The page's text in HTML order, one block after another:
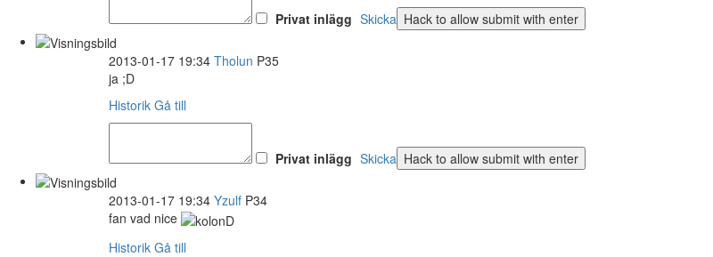
Privat inlägg Skicka
2013-01-17 19:34 Tholun P35
ja ;D
Historik Gå till
Privat inlägg Skicka
2013-01-17 19:34 Yzulf P34
fan vad nice
Historik Gå till